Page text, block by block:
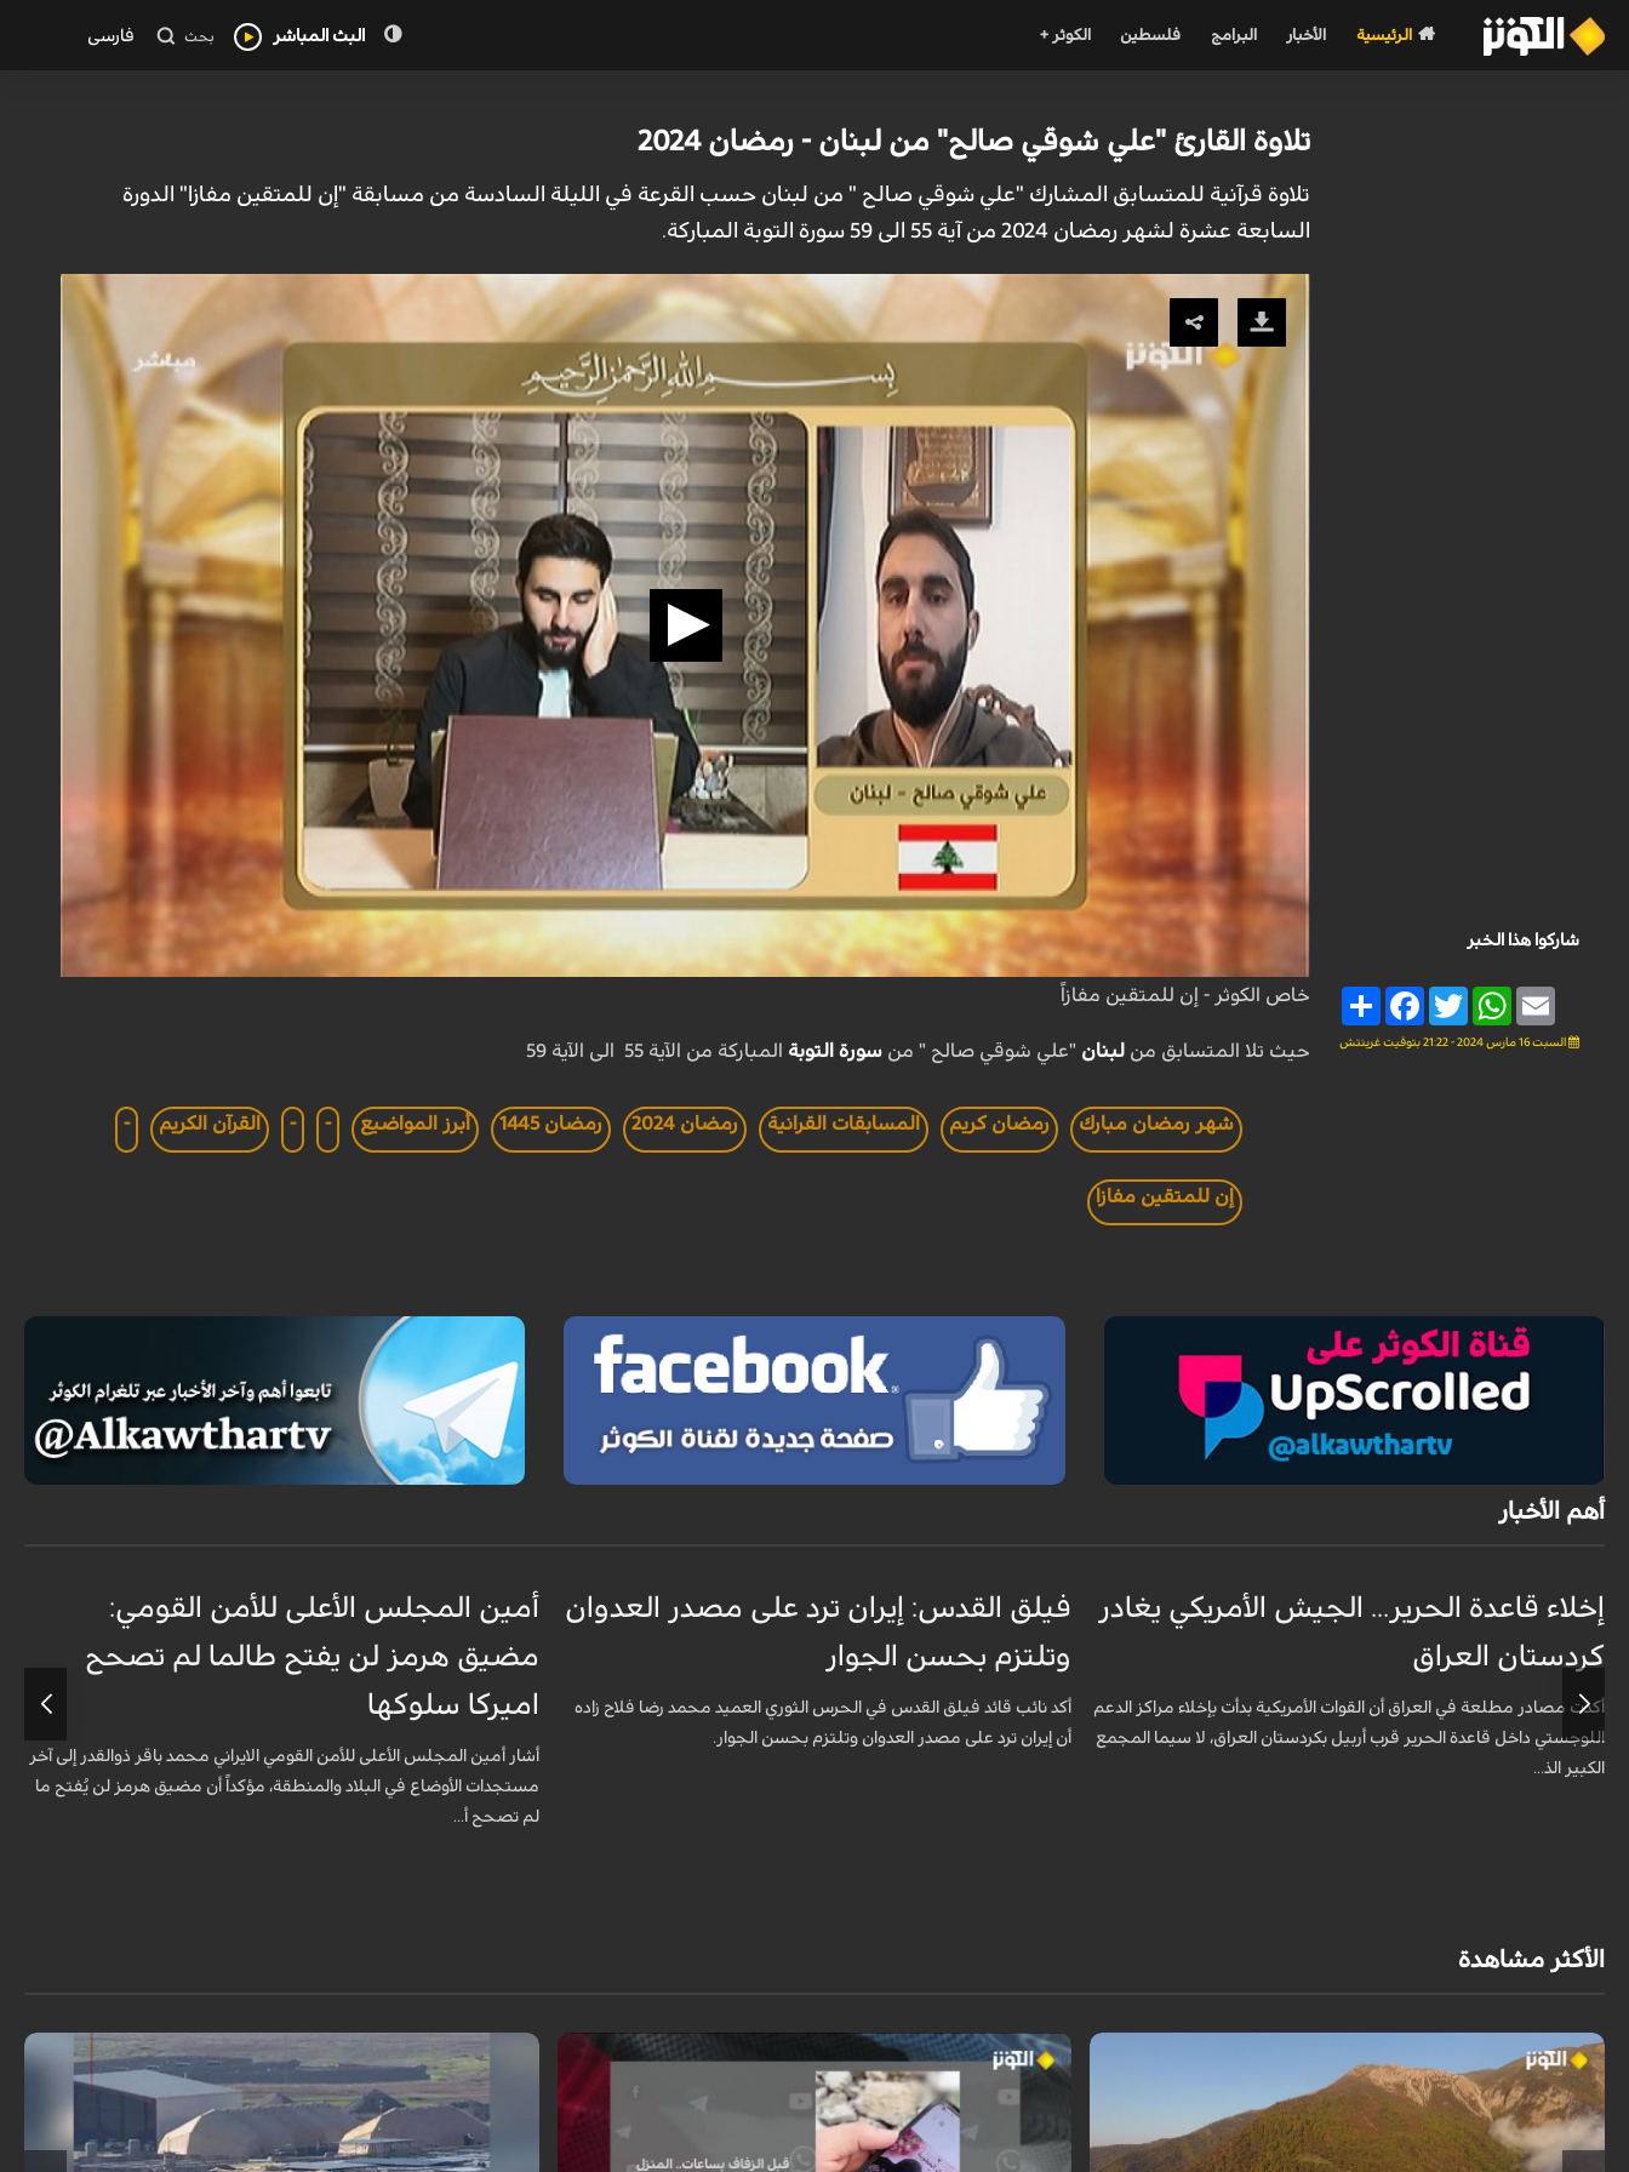
الرئيسية الأخبار البرامج فلسطين الكوثر + البث المباشر بحث فارسی
شاركوا هذا الخبر
Share
FacebookTwitter
WhatsAppEmail
السبت 16 مارس 2024 - 21:22 بتوقيت غرينتش
تلاوة القارئ "علي شوقي صالح" من لبنان - رمضان 2024
تلاوة قرآنية للمتسابق المشارك "علي شوقي صالح " من لبنان حسب القرعة في الليلة السادسة من مسابقة "إن للمتقين مفازا" الدورة
السابعة عشرة لشهر رمضان 2024 من آية 55 الى 59 سورة التوبة المباركة.
خاص الكوثر - إن للمتقين مفازاً
حيث تلا المتسابق من لبنان "علي شوقي صالح " من سورة التوبة المباركة من الآية 55 الى الآية 59
شهر رمضان مبارك رمضان كريم المسابقات القرانية رمضان 2024 رمضان 1445 أبرز المواضيع -
- القرآن الكريم -
إن للمتقين مفازا
أهم الأخبار
إخلاء قاعدة الحرير... الجيش الأمريكي يغادر
كردستان العراق
أكدت مصادر مطلعة في العراق أن القوات الأمريكية بدأت بإخلاء مراكز الدعم
اللوجستي داخل قاعدة الحرير قرب أربيل بكردستان العراق، لا سيما المجمع
الكبير الذ...
فيلق القدس: إيران ترد على مصدر العدوان
وتلتزم بحسن الجوار
أكد نائب قائد فيلق القدس في الحرس الثوري العميد محمد رضا فلاح زاده
أن إيران ترد على مصدر العدوان وتلتزم بحسن الجوار.
أمين المجلس الأعلى للأمن القومي:
مضيق هرمز لن يفتح طالما لم تصحح
اميركا سلوكها
أشار أمين المجلس الأعلى للأمن القومي الايراني محمد باقر ذوالقدر إلى آخر
مستجدات الأوضاع في البلاد والمنطقة، مؤكداً أن مضيق هرمز لن يُفتح ما
لم تصحح أ...
الأكثر مشاهدة